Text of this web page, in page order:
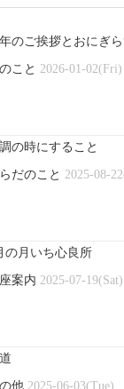
のご挨拶とおにぎ
こと 2026-01-02(Fri)
の時にすること
だのこと 2025-08-
の月いち心良所
案内 2025-07-19(Sat)
他 2025-06-03(Tue)